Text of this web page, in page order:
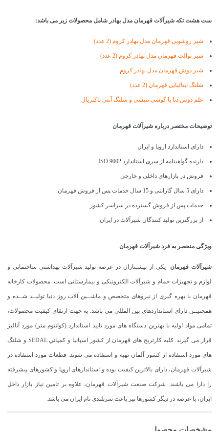
ست هشت تکه شیرآلات قهرمان مدل بهادر شامل محصولات زیر می باشد:
شیر روشویی قهرمان مدل بهادر کروم (2 عدد)
شیر توالت قهرمان مدل بهادر کروم (2 عدد)
شیر دوش قهرمان مدل بهادر کروم
شلنگ ایتالیایی قهرمان (2 عدد)
علم دوش دنا با گوشی تنیشی و شلنگ آنتی باکتریال
توضیحات مختصر درباره شیرآلات قهرمان
دارای استاندارد اروپا و ایران
دارنده گواهینامه از سری استاندارد ISO 9002
فروش در بازارهای داخلی و خارجی
دارای 5 سال گارانتی و 15 سال خدمات پس از فروش قهرمان
خدمات پس از فروش گسترده در سراسر کشور
از بزرگترین تولید کنندگان شیرآلات در ایران
ویژگی منحصر به فرد شیرآلات قهرمان
شیرآلات قهرمان یکی از پیشـتازان در عرصه تولید شیرآلات بهداشتی ساختمانی و
لوازم و تجهیزات حمام و شیرآلات الکترونیکی و بیمارستانی است. محصولات کارخانه
قهرمان با بهره گیری از نیروهای متخصص و ماشــین آلات روز دنیا تولیــد شــده و
همچنیــن دارای استانداردهای بین المللی می باشد. به جهت ارتقای کیفیت محصولات،
تمامی مواد اولیه با بهترین دستگاه های مورد تایید استاندارد (كوانتوم متر) مورد آنالیز
قرار می گیرند. كليه كارتريج های قهرمان از كشور اسپانيا و كمپاني SEDAL و شلنگ
های مورد استفاده از کشور آلمان تهیه و استفاده می شوند. قطعات مورد استفاده در
شیرآلات قهرمان، دارای بالاترین کیفیت بوده و استاندارهای اروپا و کشورهای پیشرفته
را دارا می باشند. شرکت صنعت شیرآلات قهرمان، علاوه بر تامین نیاز بازار داخل
ایران، با عرضه در دیگر کشورها نیز باعث سربلندی نام ایران می باشد.